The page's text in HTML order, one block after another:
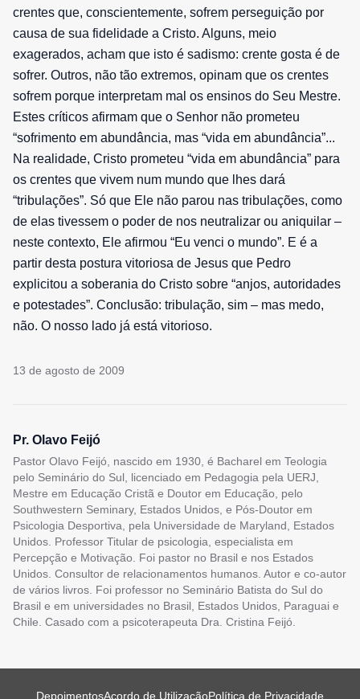
crentes que, conscientemente, sofrem perseguição por
causa de sua fidelidade a Cristo. Alguns, meio
exagerados, acham que isto é sadismo: crente gosta é de
sofrer. Outros, não tão extremos, opinam que os crentes
sofrem porque interpretam mal os ensinos do Seu Mestre.
Estes críticos afirmam que o Senhor não prometeu
“sofrimento em abundância, mas “vida em abundância”...
Na realidade, Cristo prometeu “vida em abundância” para
os crentes que vivem num mundo que lhes dará
“tribulações”. Só que Ele não parou nas tribulações, como
de elas tivessem o poder de nos neutralizar ou aniquilar –
neste contexto, Ele afirmou “Eu venci o mundo”. E é a
partir desta postura vitoriosa de Jesus que Pedro
explicitou a soberania do Cristo sobre “anjos, autoridades
e potestades”. Conclusão: tribulação, sim – mas medo,
não. O nosso lado já está vitorioso.
13 de agosto de 2009
Pr. Olavo Feijó
Pastor Olavo Feijó, nascido em 1930, é Bacharel em Teologia
pelo Seminário do Sul, licenciado em Pedagogia pela UERJ,
Mestre em Educação Cristã e Doutor em Educação, pelo
Southwestern Seminary, Estados Unidos, e Pós-Doutor em
Psicologia Desportiva, pela Universidade de Maryland, Estados
Unidos. Professor Titular de psicologia, especialista em
Percepção e Motivação. Foi pastor no Brasil e nos Estados
Unidos. Consultor de relacionamentos humanos. Autor e co-autor
de vários livros. Foi professor no Seminário Batista do Sul do
Brasil e em universidades no Brasil, Estados Unidos, Paraguai e
Chile. Casado com a psicoterapeuta Dra. Cristina Feijó.
DepoimentosAcordo de UtilizaçãoPolítica de Privacidade